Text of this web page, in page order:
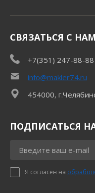
СВЯЗАТЬСЯ С
+7(351) 247-88-88
info@makler74.ru
454000,
ПОДПИСАТЬСЯ
Я согласен на